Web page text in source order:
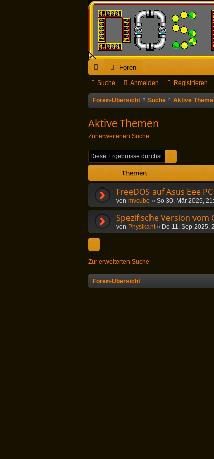
ch
ne
Foren
Suche Anmelden Registrieren
Foren-Übersicht Suche Aktive
Aktive Themen
Zur erweiterten Suche
Themen
FreeDOS auf Asus Eee
von mvcube » So 30. Mär 2025,
Spezifische Version vom
von Physikant» Do 11. Sep 2025,
Zur erweiterten Suche
Foren-Übersicht